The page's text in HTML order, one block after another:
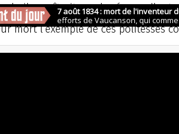
cela il paraîtrait que les époux
longtemps que les maris
mort l’exemple de ces politesses